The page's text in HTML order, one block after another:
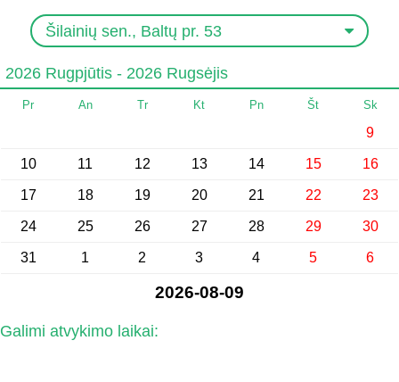
Šilainių sen., Baltų pr. 53
2026 Rugpjūtis - 2026 Rugsėjis
Pr An Tr Kt Pn Št Sk
9
10 11 12 13 14 15 16
17 18 19 20 21 22 23
24 25 26 27 28 29 30
31 1 2 3 4 5 6
2026-08-09
Galimi atvykimo laikai: